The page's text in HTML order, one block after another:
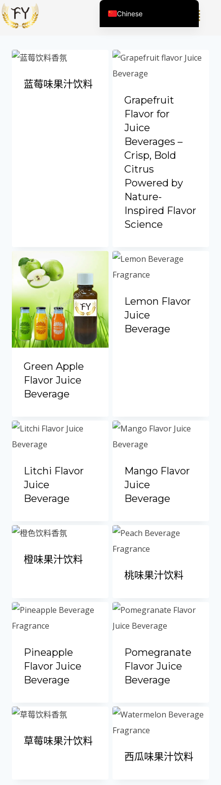
显示所有 12 结果
蓝莓味果汁饮料
Grapefruit
Flavor for
Juice
Beverages –
Crisp, Bold
Citrus
Powered by
Nature-
Inspired Flavor
Science
Green Apple
Flavor Juice
Beverage
Lemon Flavor
Juice
Beverage
Litchi Flavor
Juice
Beverage
Mango Flavor
Juice
Beverage
橙味果汁饮料
桃味果汁饮料
Pineapple
Flavor Juice
Beverage
Pomegranate
Flavor Juice
Beverage
草莓味果汁饮料
西瓜味果汁饮料
Chinese
English (United States)
Afrikaans
Arabic
Spanish (Peru)
Spanish (Venezuela)
Kazakh
Spanish (Argentina)
Kyrgyz
Uzbek
Vietnamese
Portuguese